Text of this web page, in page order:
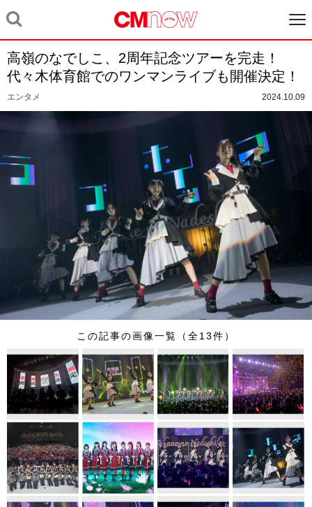
高嶺のなでしこ、2周年記念ツアーを完走！
代々木体育館でのワンマンライブも開催決定！
エンタメ 2024.10.09
この記事の画像一覧（全13件）